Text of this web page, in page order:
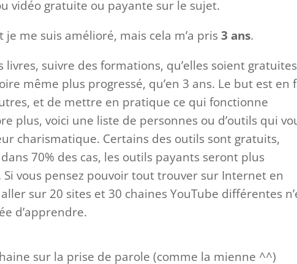
vidéo gratuite ou payante sur le sujet.
je me suis amélioré, mais cela m’a pris3 ans.
suivre des formations, qu’elles soient
même plus progressé, qu’en 3 ans. Le but est en
et de mettre en pratique ce qui fonctionne
plus, voici une liste de personnes ou d’outils qui
charismatique. Certains des outils sont gratuits,
70% des cas, les outils payants seront plus
vous pensez pouvoir tout trouver sur Internet en
sur 20 sites et 30 chaines YouTube différentes
d’apprendre.
sur la prise de parole (comme la mienne ^^)